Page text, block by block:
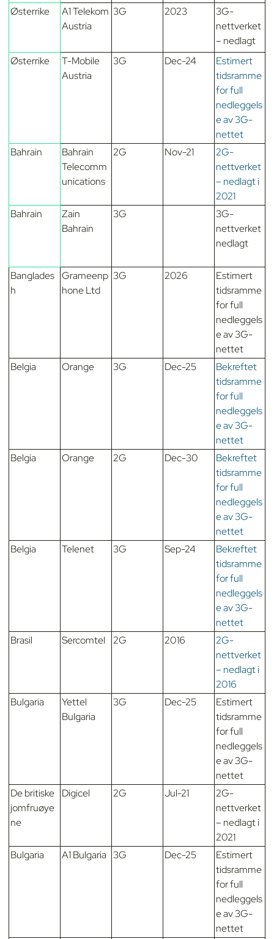
Østerrike
A1 Telekom
Austria
3G 2023
3G-
nettverket
– nedlagt
Østerrike
T-Mobile
Austria
3G Dec-24
Estimert
tidsramme
for full
nedleggels
e av 3G-
nettet
Bahrain
Bahrain
Telecomm
unications
2G Nov-21
2G-
nettverket
– nedlagt i
2021
Bahrain
Zain
Bahrain
3G
3G-
nettverket
nedlagt
Banglades
h
Grameenp
hone Ltd
3G 2026
Estimert
tidsramme
for full
nedleggels
e av 3G-
nettet
Belgia
Orange 3G Dec-25
Bekreftet
tidsramme
for full
nedleggels
e av 3G-
nettet
Belgia
Orange 2G Dec-30
Bekreftet
tidsramme
for full
nedleggels
e av 3G-
nettet
Belgia
Telenet 3G Sep-24
Bekreftet
tidsramme
for full
nedleggels
e av 3G-
nettet
Brasil
Sercomtel 2G 2016
2G-
nettverket
– nedlagt i
2016
Bulgaria
Yettel
Bulgaria
3G Dec-25
Estimert
tidsramme
for full
nedleggels
e av 3G-
nettet
De britiske
jomfruøye
ne
Digicel 2G Jul-21
2G-
nettverket
– nedlagt i
2021
Bulgaria
A1 Bulgaria 3G Dec-25
Estimert
tidsramme
for full
nedleggels
e av 3G-
nettet